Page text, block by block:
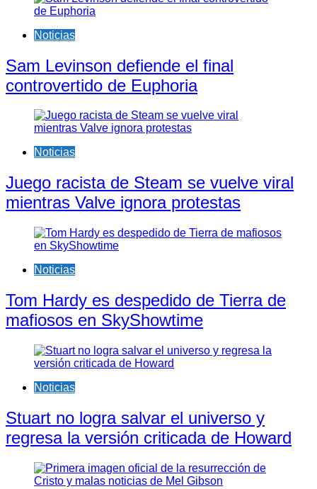
Noticias
Sam Levinson defiende el final
controvertido de Euphoria
Noticias
Juego racista de Steam se vuelve viral
mientras Valve ignora protestas
Noticias
Tom Hardy es despedido de Tierra de
mafiosos en SkyShowtime
Noticias
Stuart no logra salvar el universo y
regresa la versión criticada de Howard